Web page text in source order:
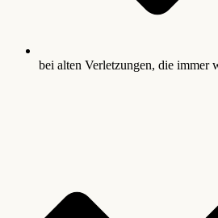
bei alten Verletzungen, die immer